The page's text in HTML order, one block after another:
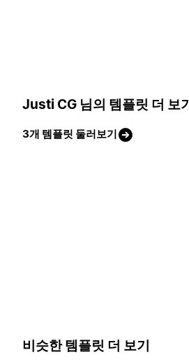
Justi CG 님의 템플릿 더 보기
3개 템플릿 둘러보기
비슷한 템플릿 더 보기